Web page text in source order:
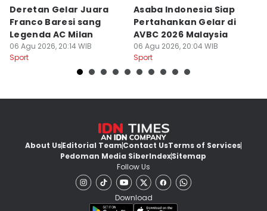
Deretan Gelar Juara
Franco Baresi sang
Legenda AC Milan
06 Agu 2026, 20:14 WIB
Sport
Asaba Indonesia Siap
Pertahankan Gelar di
AVBC 2026 Malaysia
06 Agu 2026, 20:04 WIB
Sport
About UsEditorial TeamContact UsTerms of Services
Pedoman Media SiberIndexSitemap
Follow Us
Download